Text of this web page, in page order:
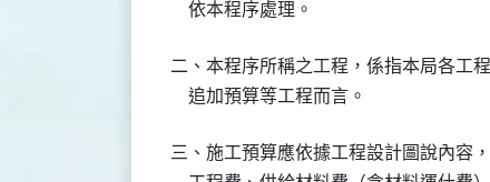
二、本程序所稱之工程，係指本局各工
三、施工預算應依據工程設計圖說內容